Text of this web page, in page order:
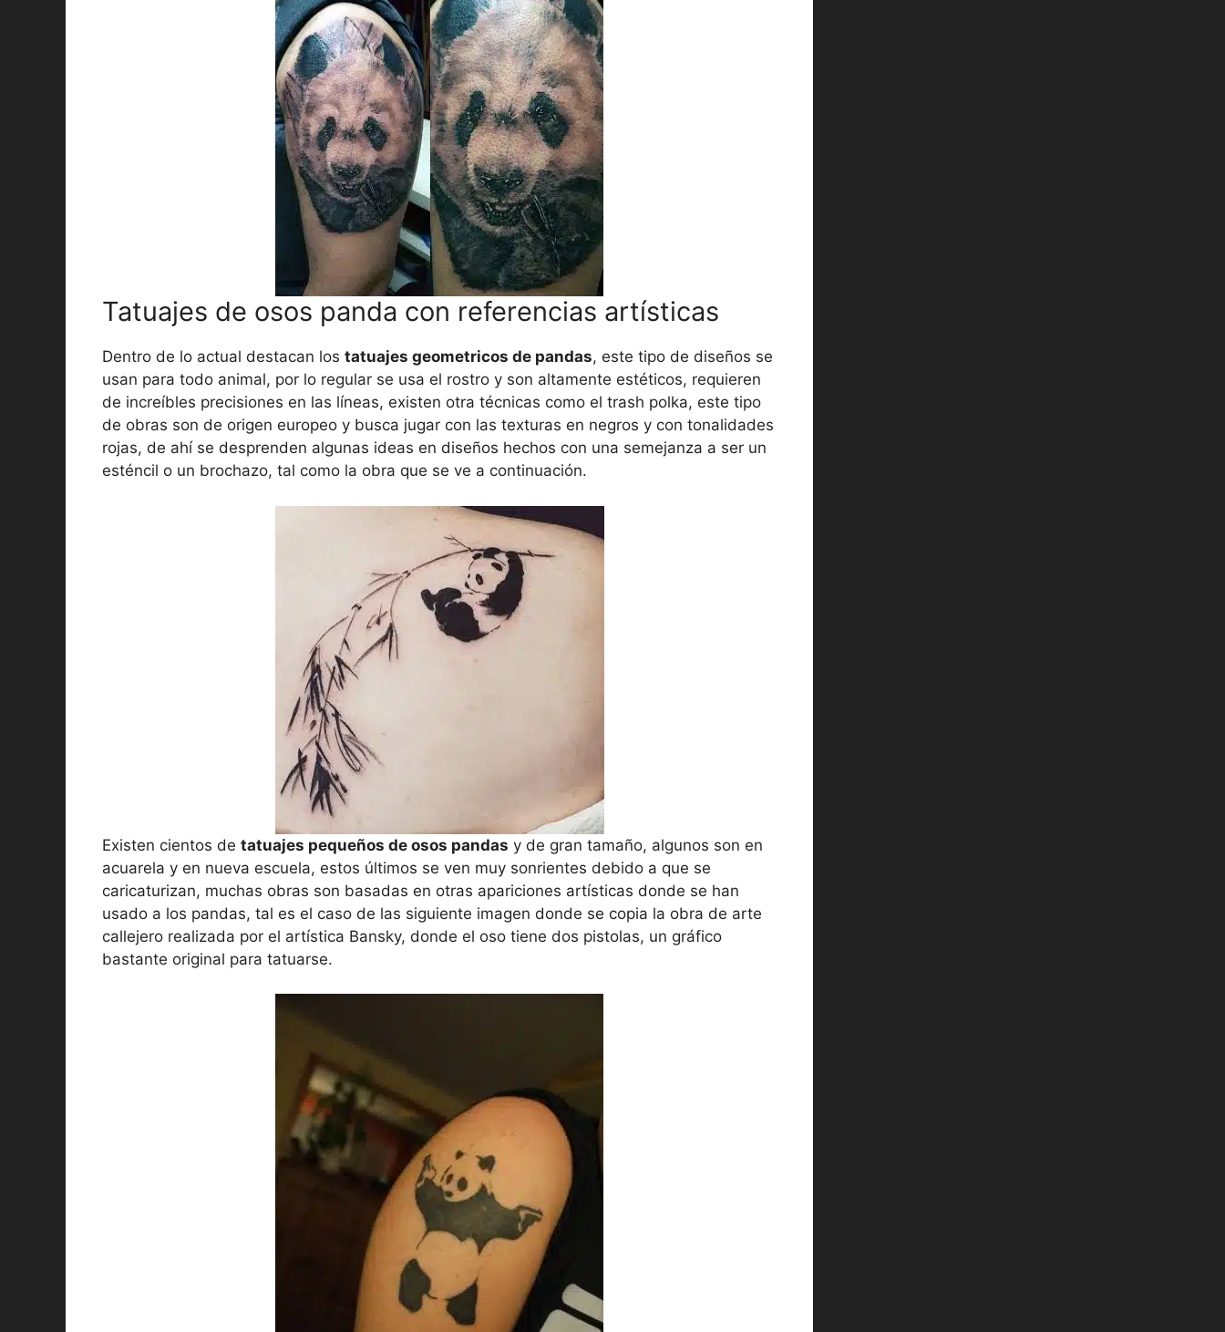
Tatuajes de osos panda con referencias artísticas
Dentro de lo actual destacan los tatuajes geometricos de pandas, este tipo de diseños se
usan para todo animal, por lo regular se usa el rostro y son altamente estéticos, requieren
de increíbles precisiones en las líneas, existen otra técnicas como el trash polka, este tipo
de obras son de origen europeo y busca jugar con las texturas en negros y con tonalidades
rojas, de ahí se desprenden algunas ideas en diseños hechos con una semejanza a ser un
esténcil o un brochazo, tal como la obra que se ve a continuación.
Existen cientos de tatuajes pequeños de osos pandas y de gran tamaño, algunos son en
acuarela y en nueva escuela, estos últimos se ven muy sonrientes debido a que se
caricaturizan, muchas obras son basadas en otras apariciones artísticas donde se han
usado a los pandas, tal es el caso de las siguiente imagen donde se copia la obra de arte
callejero realizada por el artística Bansky, donde el oso tiene dos pistolas, un gráfico
bastante original para tatuarse.